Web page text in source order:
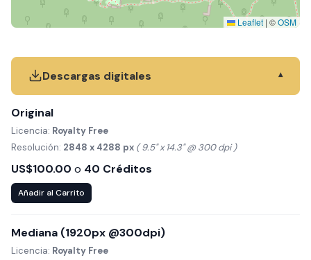
Leaflet | ©OSM
Descargas digitales ▾
Original
Licencia: Royalty Free
Resolución: 2848 x 4288 px ( 9.5" x 14.3" @ 300 dpi )
US$100.00 o 40 Créditos
Añadir al Carrito
Mediana (1920px @300dpi)
Licencia: Royalty Free